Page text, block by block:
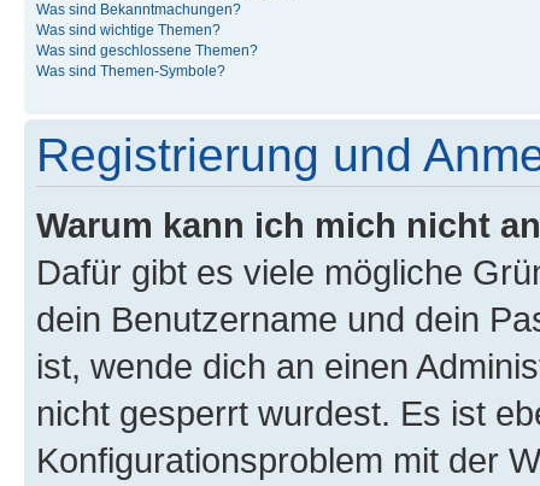
Was sind Bekanntmachungen?
Was sind wichtige Themen?
Was sind geschlossene Themen?
Was sind Themen-Symbole?
Registrierung und
Warum kann ich mich nicht
Dafür gibt es viele mögliche
dein Benutzername und dein
ist, wende dich an einen
nicht gesperrt wurdest. Es ist
Konfigurationsproblem mit der